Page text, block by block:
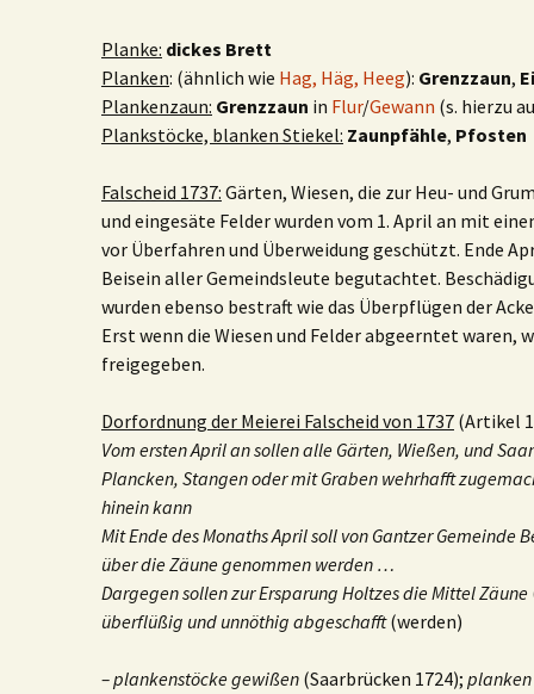
Planke: dickes Brett
Planken: (ähnlich wie Hag, Häg, Heeg): Grenzzaun,
Plankenzaun: Grenzzaun in Flur/Gewann (s. hierzu
Plankstöcke, blanken Stiekel: Zaunpfähle, Pfosten
Falscheid 1737: Gärten, Wiesen, die zur Heu- und
und eingesäte Felder wurden vom 1. April an mit
vor Überfahren und Überweidung geschützt. Ende
Beisein aller Gemeindsleute begutachtet.
wurden ebenso bestraft wie das Überpflügen der
Erst wenn die Wiesen und Felder abgeerntet waren,
freigegeben.
Dorfordnung der Meierei Falscheid von 1737 (Artikel
Vom ersten April an sollen alle Gärten, Wießen, und
Plancken, Stangen oder mit Graben wehrhafft
hinein kann
Mit Ende des Monaths April soll von Gantzer Gemeinde
über die Zäune genommen werden …
Dargegen sollen zur Ersparung Holtzes die Mittel Zäune
überflüßig und unnöthig abgeschafft(werden)
– plankenstöcke gewißen (Saarbrücken 1724);